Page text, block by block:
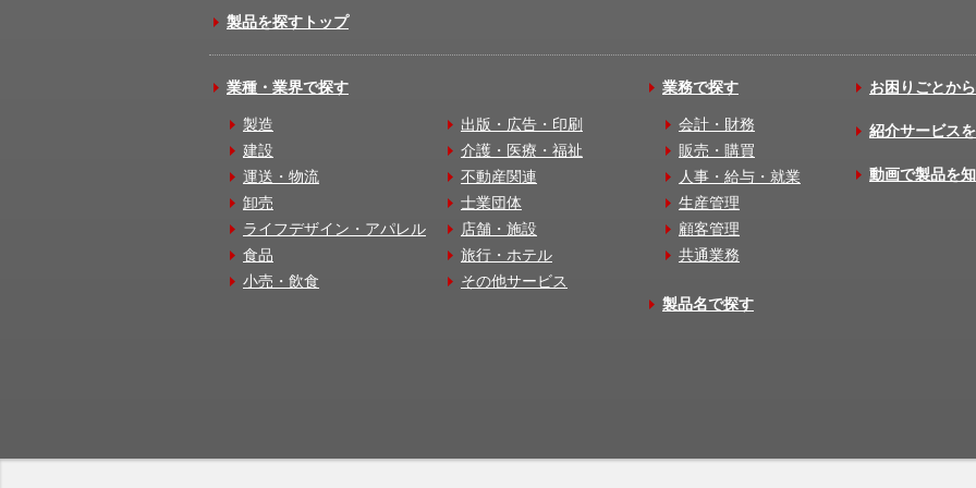
製品を探すトップ
業種・業界で探す
製造
建設
運送・物流
卸売
ライフデザイン・アパレル
食品
小売・飲食
出版・広告・印刷
介護・医療・福祉
不動産関連
士業団体
店舗・施設
旅行・ホテル
その他サービス
業務で探す
会計・財務
販売・購買
人事・給与・就業
生産管理
顧客管理
共通業務
製品名で探す
お困りごとか
紹介サービス
動画で製品を